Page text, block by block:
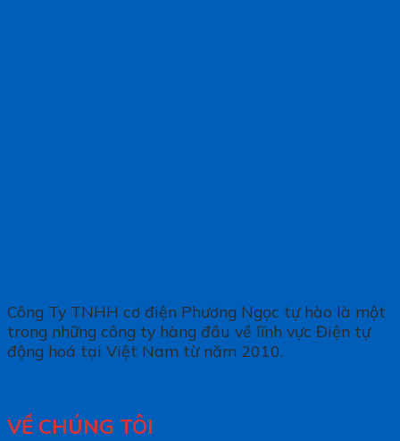
Công Ty TNHH cơ điện Phương Ngọc tự hào là một
trong những công ty hàng đầu về lĩnh vực Điện tự
động hoá tại Việt Nam từ năm 2010.
VỀ CHÚNG TÔI